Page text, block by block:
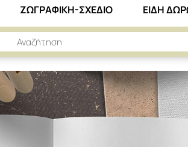
ΖΩΓΡΑΦΙΚΗ-ΣΧΕΔΙΟ ΕΙΔΗ